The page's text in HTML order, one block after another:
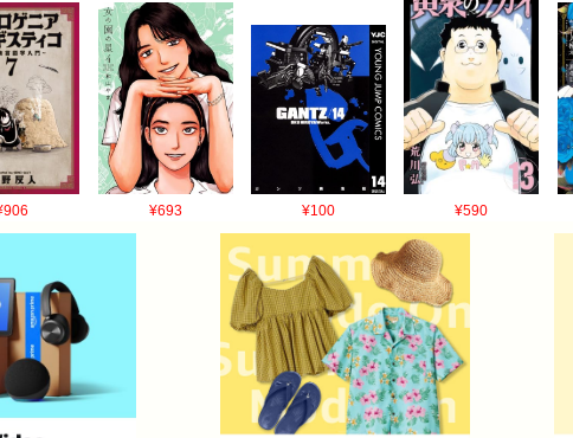
¥693 ¥100 ¥590